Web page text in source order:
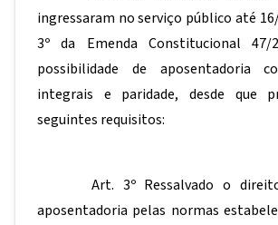
ingressaram no serviço público até
3º da Emenda Constitucional 47/
possibilidade de aposentadoria
integrais e paridade, desde que
seguintes requisitos:
Art. 3º Ressalvado o
aposentadoria pelas normas